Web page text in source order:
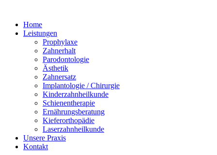
Home
Leistungen
Prophylaxe
Zahnerhalt
Parodontologie
Ästhetik
Zahnersatz
Implantologie / Chirurgie
Kinderzahnheilkunde
Schienentherapie
Ernährungsberatung
Kieferorthopädie
Laserzahnheilkunde
Unsere Praxis
Kontakt